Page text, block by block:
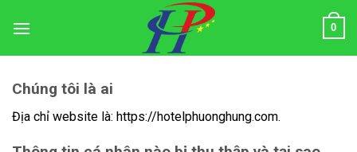
0
Chúng tôi là ai
Địa chỉ website là: https://hotelphuonghung.com.